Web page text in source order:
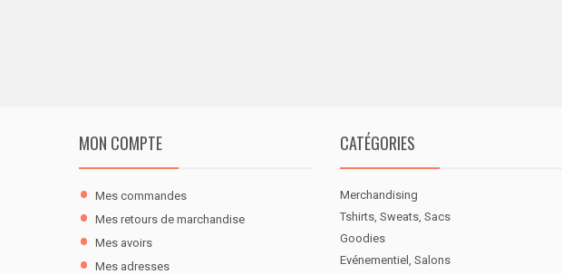
MON COMPTE
Mes commandes
Mes retours de marchandise
Mes avoirs
Mes adresses
CATÉGORIES
Merchandising
Tshirts, Sweats, Sacs
Goodies
Evénementiel, Salons